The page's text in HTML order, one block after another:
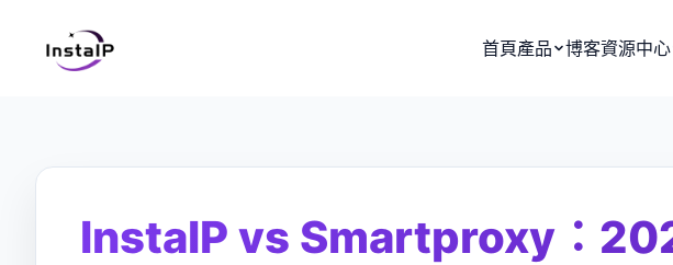
首頁產品 博客資源中心
InstaIP vs Smartproxy：